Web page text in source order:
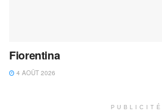
Fiorentina
4 AOÛT 2026
PUBLICITÉ